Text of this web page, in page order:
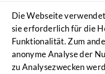
Benutzer
Navigationsmenü
MENÜ
Die Webseite
sie erforderlich für die
Funktionalität. Zum
anonyme Analyse der
zu Analysezwecken